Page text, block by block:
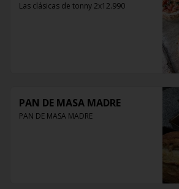
Las clásicas de tonny 2x12.990
PAN DE MASA MADRE
PAN DE MASA MADRE